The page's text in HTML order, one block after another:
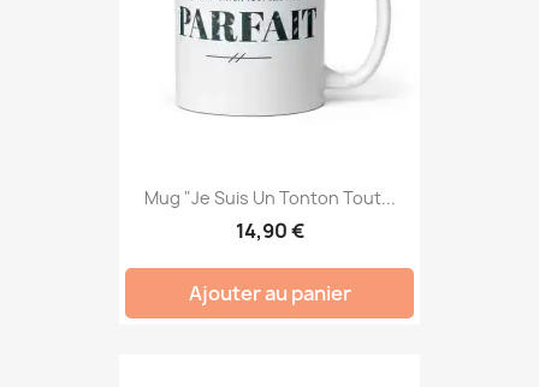
Mug "Je Suis Un Tonton Tout...
14,90 €
Ajouter au panier